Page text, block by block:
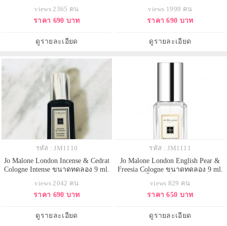
วัฒนธรรม เปล่งประกายสว่างไสว
ชัดเจน และสดชื่นในโน๊ตแรกด้วย
ทรงเสน่ห์
views 2365 คน
ราคา 690 บาท
ดูรายละเอียด
Fruity หอมหวานสง่างาม ชวนลุ่ม
หลง ผสมผสานอย่างลงตัวไม่เลี่ยน
อยู่กลางทิวทุ่งดอกลาเวนเดอร์ กลิ่น
สดชื่นผ่อนคลาย จากต
views 1999 คน
ราคา 690 บาท
ดูรายละเอียด
รหัส : JM1110
Jo Malone London Incense & Cedrat
Cologne Intense ขนาดทดลอง 9 ml.
อันตราตรึง เปล่งประกายความหอม
ราวแสงอาทิตย์ระยิบระยับในเมือง
มิค ความอบอุ่นที่เผยจากเรซิ่น และ
กระจ่างใสของ cedrat ทวิ
views 2042 คน
ราคา 690 บาท
ดูรายละเอียด
รหัส : JM1111
Jo Malone London English Pear &
Freesia Cologne ขนาดทดลอง 9 ml.
เนเจอร์ของแบรนด์ ด้วยโทนกลิ่นฟ
รุ๊ตตี้ฟลอรัลเบาๆ ที่แฝงไว้ด้วยความ
แมชต์เข้าได้กับหลายๆ ลุคและ
หลายๆ โอกาส
views 829 คน
ราคา 650 บาท
ดูรายละเอียด